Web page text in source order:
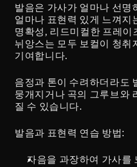
발음은 가사가 얼마나 선
얼마나 표현력 있게 느껴지
명확성, 리드미컬한 프레
뉘앙스는 모두 보컬이 청취
기여합니다.
음정과 톤이 수려하더라도
뭉개지거나 곡의 그루브와
질 수 있습니다.
발음과 표현력 연습 방법:
자음을 과장하여 가사를